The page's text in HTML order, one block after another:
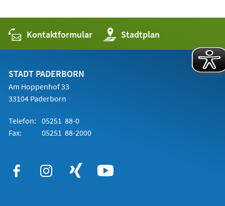
Kontaktformular Stadtplan
(Öffnet
in
einem
STADT PADERBORN
Am Hoppenhof 33
33104 Paderborn
Telefon: 05251 88-0
Fax:
05251 88-2000